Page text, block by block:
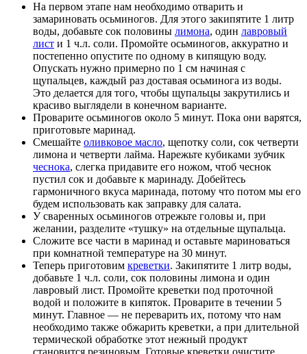
На первом этапе нам необходимо отварить и
замариновать осьминогов. Для этого закипятите 1 литр
воды, добавьте сок половины лимона, один лавровый
лист и 1 ч.л. соли. Промойте осьминогов, аккуратно и
постепенно опустите по одному в кипящую воду.
Опускать нужно примерно по 1 см начиная с
щупальцев, каждый раз доставая осьминога из воды.
Это делается для того, чтобы щупальцы закрутились и
красиво выглядели в конечном варианте.
Проварите осьминогов около 5 минут. Пока они варятся,
приготовьте маринад.
Смешайте оливковое масло, щепотку соли, сок четверти
лимона и четверти лайма. Нарежьте кубиками зубчик
чеснока, слегка придавите его ножом, чтоб чеснок
пустил сок и добавьте к маринаду. Добейтесь
гармоничного вкуса маринада, потому что потом мы его
будем использовать как заправку для салата.
У сваренных осьминогов отрежьте головы и, при
желании, разделите «тушку» на отдельные щупальца.
Сложите все части в маринад и оставьте мариноваться
при комнатной температуре на 30 минут.
Теперь приготовим креветки. Закипятите 1 литр воды,
добавьте 1 ч.л. соли, сок половины лимона и один
лавровый лист. Промойте креветки под проточной
водой и положите в кипяток. Проварите в течении 5
минут. Главное — не переварить их, потому что нам
необходимо также обжарить креветки, а при длительной
термической обработке этот нежный продукт